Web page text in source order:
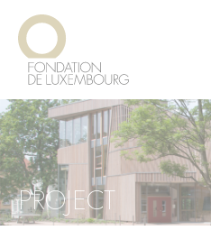
Aller
contenu
principal
PROJECT
Panneau de gestion des cookies